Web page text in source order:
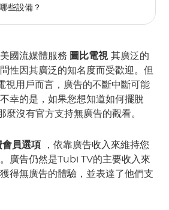
些設備？
國流媒體服務 圖比電視其廣泛的
性因其廣泛的知名度而受歡迎。但
視用戶而言，廣告的不斷中斷可能
幸的是，如果您想知道如何擺脫
麼沒有官方支持無廣告的觀看。
員選項
，依靠廣告收入來維持您
廣告仍然是Tubi TV的主要收入來
得無廣告的體驗，並表達了他們支